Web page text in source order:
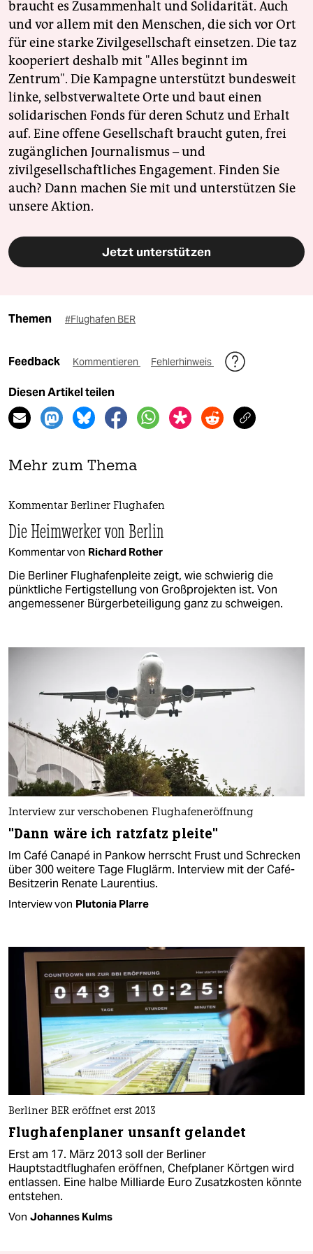
braucht es Zusammenhalt und Solidarität. Auch
und vor allem mit den Menschen, die sich vor Ort
für eine starke Zivilgesellschaft einsetzen. Die taz
kooperiert deshalb mit "Alles beginnt im
Zentrum". Die Kampagne unterstützt bundesweit
linke, selbstverwaltete Orte und baut einen
solidarischen Fonds für deren Schutz und Erhalt
auf. Eine offene Gesellschaft braucht guten, frei
zugänglichen Journalismus – und
zivilgesellschaftliches Engagement. Finden Sie
auch? Dann machen Sie mit und unterstützen Sie
unsere Aktion.
Jetzt unterstützen
Themen #Flughafen BER
Feedback Kommentieren Fehlerhinweis
Diesen Artikel teilen
Mehr zum Thema
Kommentar Berliner Flughafen
Die Heimwerker von Berlin
Kommentar von Richard Rother
Die Berliner Flughafenpleite zeigt, wie schwierig die
pünktliche Fertigstellung von Großprojekten ist. Von
angemessener Bürgerbeteiligung ganz zu schweigen.
Interview zur verschobenen Flughafeneröffnung
"Dann wäre ich ratzfatz pleite"
Im Café Canapé in Pankow herrscht Frust und Schrecken
über 300 weitere Tage Fluglärm. Interview mit der Café-
Besitzerin Renate Laurentius.
Interview von Plutonia Plarre
Berliner BER eröffnet erst 2013
Flughafenplaner unsanft gelandet
Erst am 17. März 2013 soll der Berliner
Hauptstadtflughafen eröffnen, Chefplaner Körtgen wird
entlassen. Eine halbe Milliarde Euro Zusatzkosten könnte
entstehen.
Von Johannes Kulms